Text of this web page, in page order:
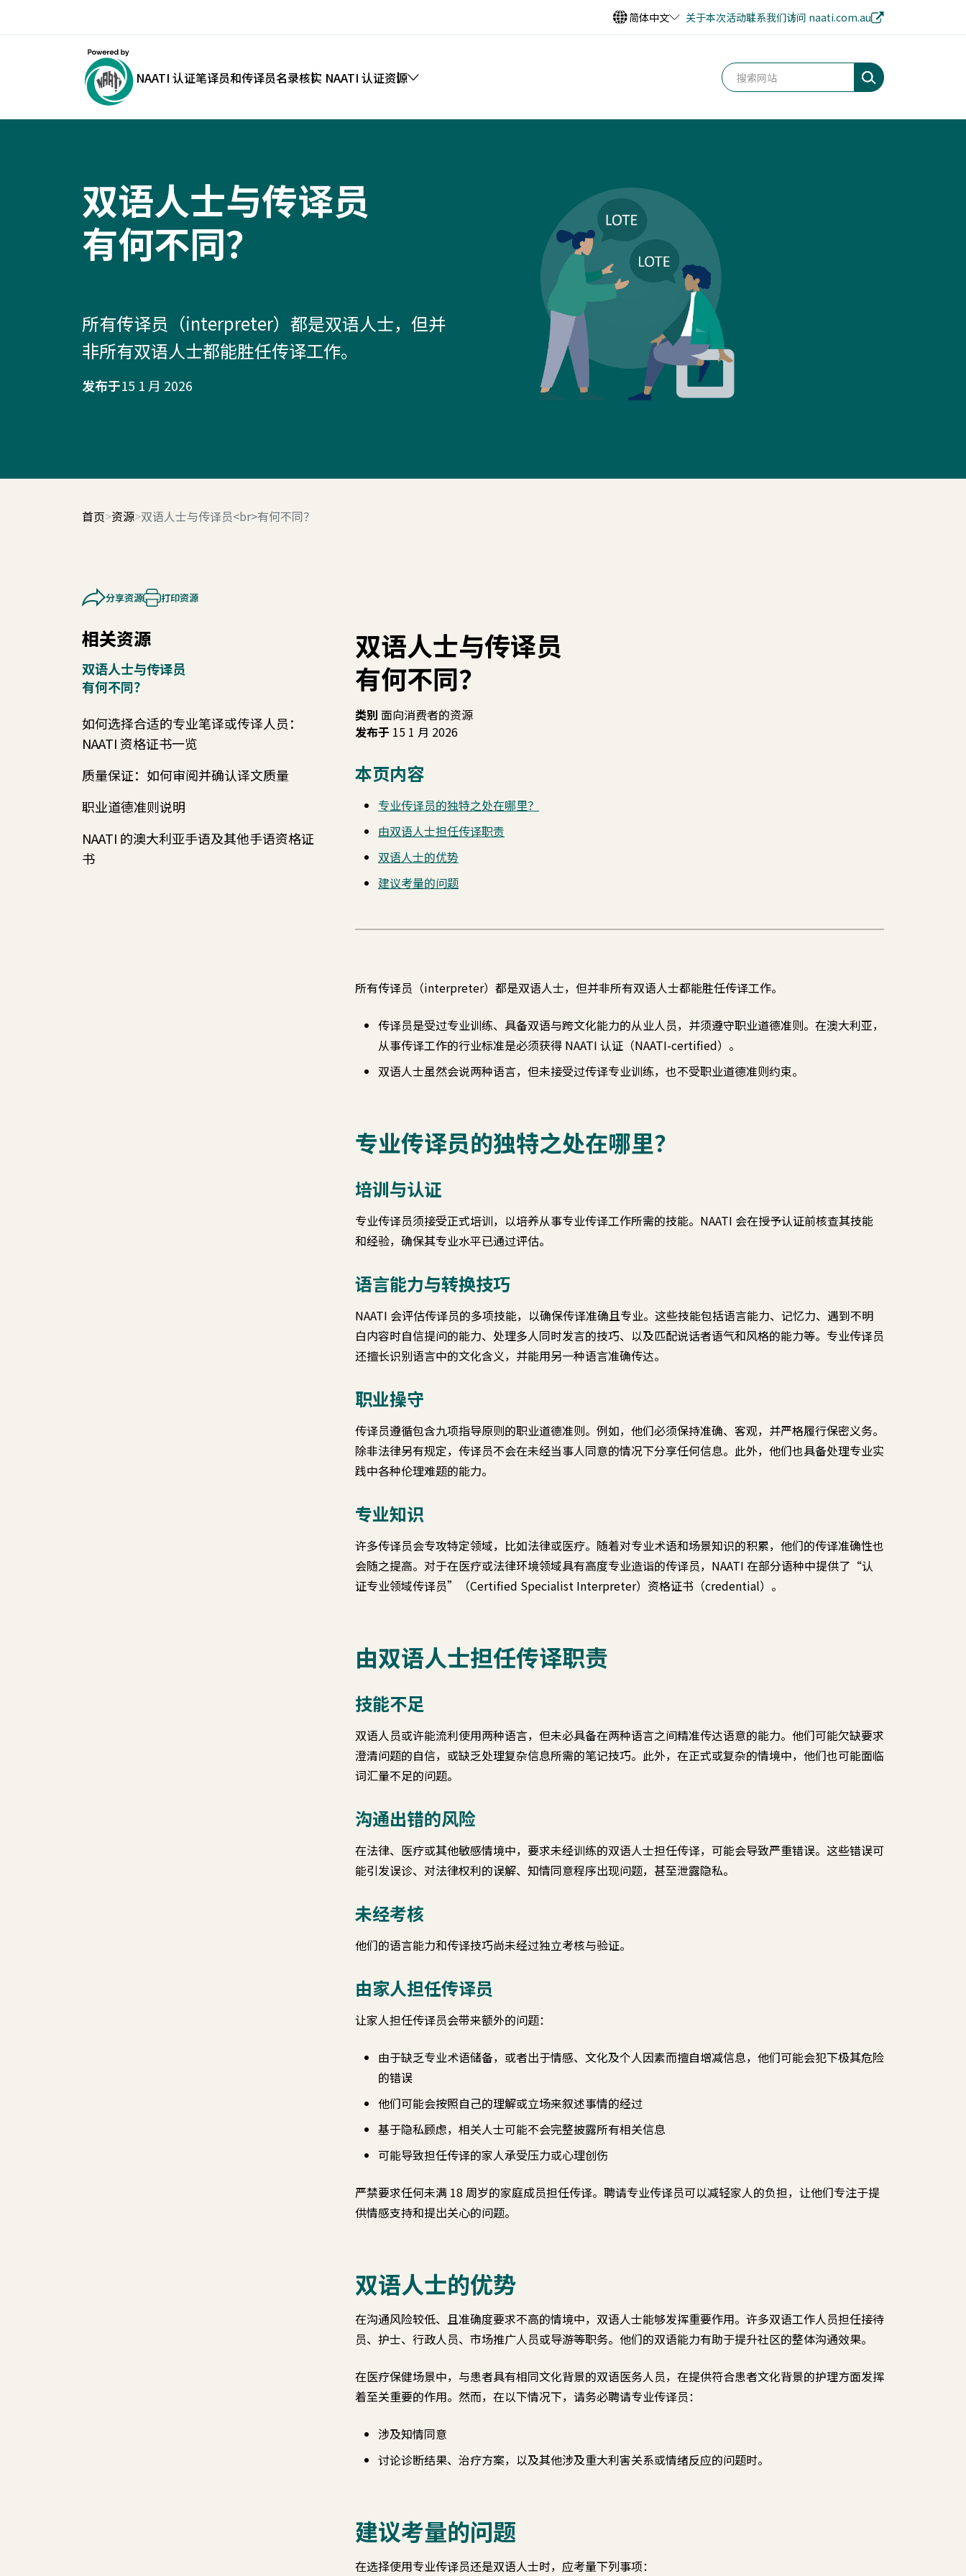
简体中文 关于本次活动联系我们访问 naati.com.au
NAATI 认证笔译员和传译员名录核实 NAATI 认证资源
双语人士与传译员
有何不同？
所有传译员（interpreter）都是双语人士，但并
非所有双语人士都能胜任传译工作。
发布于15 1 月 2026
首页 资源 双语人士与传译员<br>有何不同？
分享资源 打印资源
相关资源
双语人士与传译员
有何不同？
如何选择合适的专业笔译或传译人员：
NAATI 资格证书一览
质量保证：如何审阅并确认译文质量
职业道德准则说明
NAATI 的澳大利亚手语及其他手语资格证
书
双语人士与传译员
有何不同？
类别 面向消费者的资源
发布于 15 1 月 2026
本页内容
专业传译员的独特之处在哪里？
由双语人士担任传译职责
双语人士的优势
建议考量的问题
所有传译员（interpreter）都是双语人士，但并非所有双语人士都能胜任传译工作。
传译员是受过专业训练、具备双语与跨文化能力的从业人员，并须遵守职业道德准则。在澳大利亚，
从事传译工作的行业标准是必须获得 NAATI 认证（NAATI-certified）。
双语人士虽然会说两种语言，但未接受过传译专业训练，也不受职业道德准则约束。
专业传译员的独特之处在哪里？
培训与认证
专业传译员须接受正式培训，以培养从事专业传译工作所需的技能。NAATI 会在授予认证前核查其技能
和经验，确保其专业水平已通过评估。
语言能力与转换技巧
NAATI 会评估传译员的多项技能，以确保传译准确且专业。这些技能包括语言能力、记忆力、遇到不明
白内容时自信提问的能力、处理多人同时发言的技巧、以及匹配说话者语气和风格的能力等。专业传译员
还擅长识别语言中的文化含义，并能用另一种语言准确传达。
职业操守
传译员遵循包含九项指导原则的职业道德准则。例如，他们必须保持准确、客观，并严格履行保密义务。
除非法律另有规定，传译员不会在未经当事人同意的情况下分享任何信息。此外，他们也具备处理专业实
践中各种伦理难题的能力。
专业知识
许多传译员会专攻特定领域，比如法律或医疗。随着对专业术语和场景知识的积累，他们的传译准确性也
会随之提高。对于在医疗或法律环境领域具有高度专业造诣的传译员，NAATI 在部分语种中提供了“认
证专业领域传译员”（Certified Specialist Interpreter）资格证书（credential）。
由双语人士担任传译职责
技能不足
双语人员或许能流利使用两种语言，但未必具备在两种语言之间精准传达语意的能力。他们可能欠缺要求
澄清问题的自信，或缺乏处理复杂信息所需的笔记技巧。此外，在正式或复杂的情境中，他们也可能面临
词汇量不足的问题。
沟通出错的风险
在法律、医疗或其他敏感情境中，要求未经训练的双语人士担任传译，可能会导致严重错误。这些错误可
能引发误诊、对法律权利的误解、知情同意程序出现问题，甚至泄露隐私。
未经考核
他们的语言能力和传译技巧尚未经过独立考核与验证。
由家人担任传译员
让家人担任传译员会带来额外的问题：
由于缺乏专业术语储备，或者出于情感、文化及个人因素而擅自增减信息，他们可能会犯下极其危险
的错误
他们可能会按照自己的理解或立场来叙述事情的经过
基于隐私顾虑，相关人士可能不会完整披露所有相关信息
可能导致担任传译的家人承受压力或心理创伤
严禁要求任何未满 18 周岁的家庭成员担任传译。聘请专业传译员可以减轻家人的负担，让他们专注于提
供情感支持和提出关心的问题。
双语人士的优势
在沟通风险较低、且准确度要求不高的情境中，双语人士能够发挥重要作用。许多双语工作人员担任接待
员、护士、行政人员、市场推广人员或导游等职务。他们的双语能力有助于提升社区的整体沟通效果。
在医疗保健场景中，与患者具有相同文化背景的双语医务人员，在提供符合患者文化背景的护理方面发挥
着至关重要的作用。然而，在以下情况下，请务必聘请专业传译员：
涉及知情同意
讨论诊断结果、治疗方案，以及其他涉及重大利害关系或情绪反应的问题时。
建议考量的问题
在选择使用专业传译员还是双语人士时，应考量下列事项：